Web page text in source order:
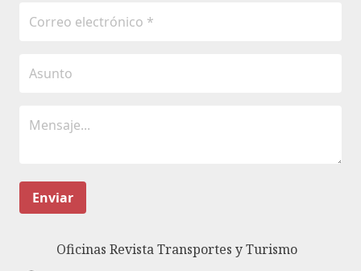
Enviar
Oficinas Revista Transportes y Turismo